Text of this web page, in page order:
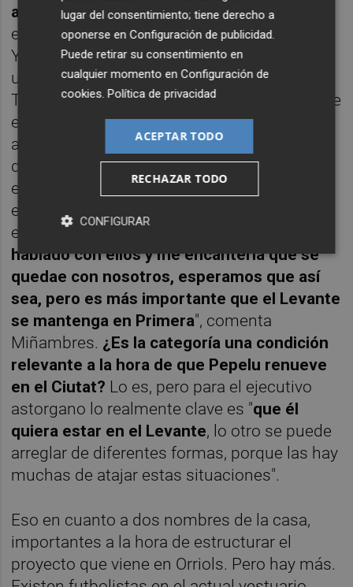
avanzado-, con esta renovación sí",
esclareció el director deportivo levantinista.
Y es que la del centrocampista de Denia es
una tesitura muy distinta a la del portero.
Tiene la sartén por el mango después de que
el club no le pusiera oferta de renovación
alguna sobre su mesa hasta el pasado mes
de noviembre. Entonces el jugador y su
entorno decidieron esperar, y mientras tanto
el Levante se debate entre la permanencia y
el descenso a Segunda División: "
hablado con ellos y me encantería que se
quedae con nosotros, esperamos que así
sea, pero es más importante que el Levante
se mantenga en Primera", comenta
Miñambres. ¿Es la categoría una condición
relevante a la hora de que Pepelu renueve
en el Ciutat? Lo es, pero para el ejecutivo
astorgano lo realmente clave es "que él
quiera estar en el Levante, lo otro se puede
arreglar de diferentes formas, porque las hay
muchas de atajar estas situaciones".
Eso en cuanto a dos nombres de la casa,
importantes a la hora de estructurar el
proyecto que viene en Orriols. Pero hay más.
lugar del consentimiento; tiene derecho a
oponerse enConfiguración de publicidad.
Puede retirar su consentimiento en
cualquier momento enConfiguración de
cookies.Política de privacidad
ACEPTAR TODO
RECHAZAR TODO
CONFIGURAR